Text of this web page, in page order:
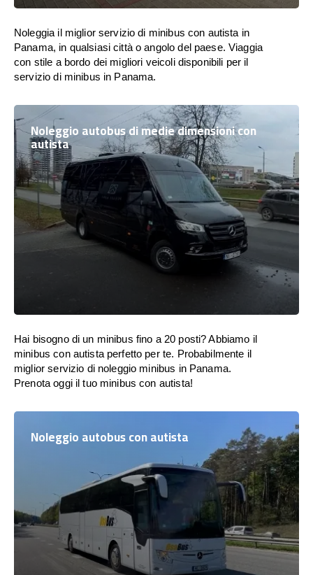
Noleggia il miglior servizio di minibus con autista in
Panama, in qualsiasi città o angolo del paese. Viaggia
con stile a bordo dei migliori veicoli disponibili per il
servizio di minibus in Panama.
Noleggio autobus di medie dimensioni con
autista
Hai bisogno di un minibus fino a 20 posti? Abbiamo il
minibus con autista perfetto per te. Probabilmente il
miglior servizio di noleggio minibus in Panama.
Prenota oggi il tuo minibus con autista!
Noleggio autobus con autista